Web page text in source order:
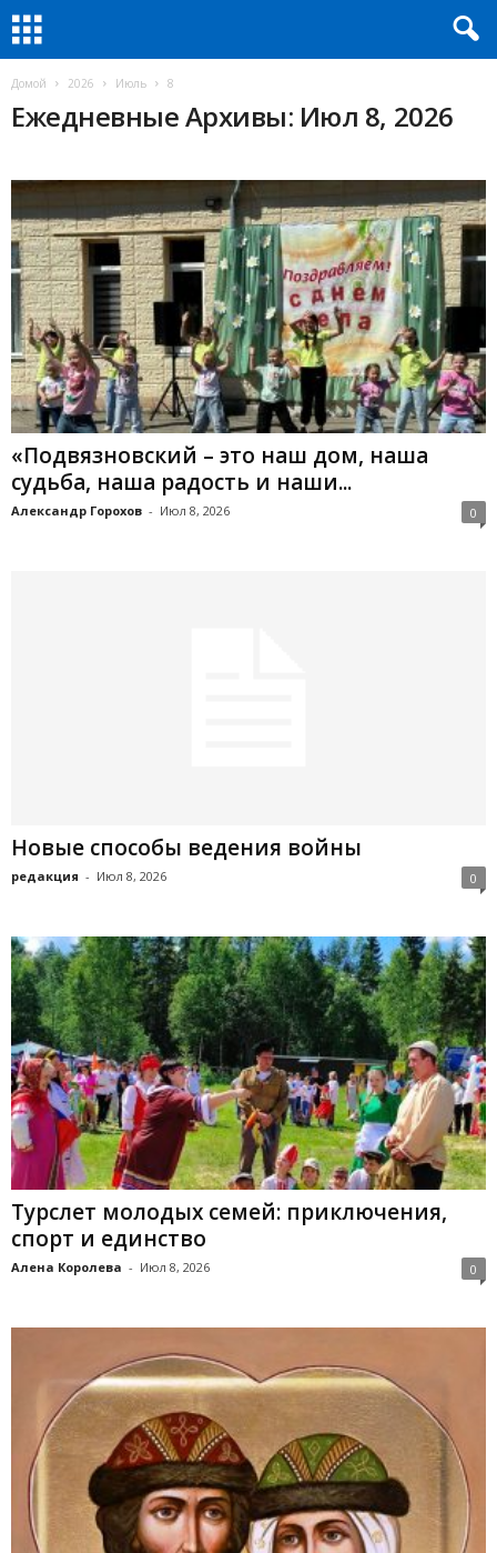
Домой 2026 Июль 8
Ежедневные Архивы: Июл 8, 2026
«Подвязновский – это наш дом, наша
судьба, наша радость и наши...
Александр Горохов - Июл 8, 2026 0
Новые способы ведения войны
редакция - Июл 8, 2026 0
Турслет молодых семей: приключения,
спорт и единство
Алена Королева - Июл 8, 2026 0